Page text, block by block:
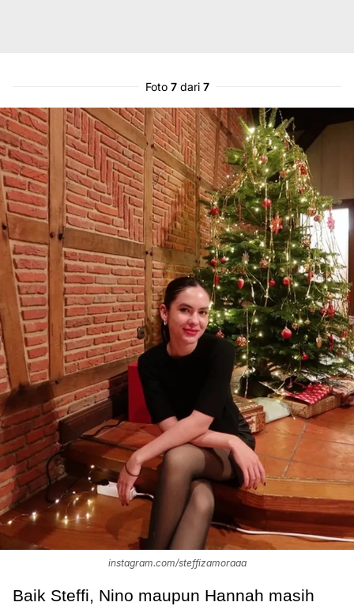
Foto 7dari 7
instagram.com/steffizamoraaa
Baik Steffi, Nino maupun Hannah masih